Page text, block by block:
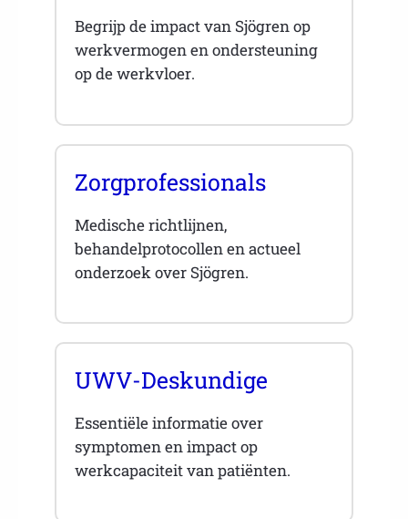
Begrijp de impact van Sjögren op
werkvermogen en ondersteuning
op de werkvloer.
Zorgprofessionals
Medische richtlijnen,
behandelprotocollen en actueel
onderzoek over Sjögren.
UWV-Deskundige
Essentiële informatie over
symptomen en impact op
werkcapaciteit van patiënten.